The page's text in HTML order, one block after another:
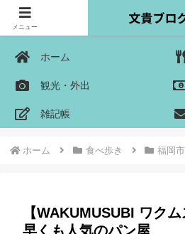
ホーム
観光・外出
雑記帳
ホーム 食べ歩き 福岡
【WAKUMUSUBI ワク
早くも人気のパン屋
メニュー